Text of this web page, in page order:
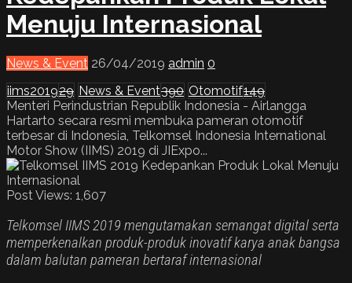
Menuju Internasional
News & Event 26/04/2019 admin 0
iims201929 News & Event390 Otomotif149
Menteri Perindustrian Republik Indonesia - Airlangga
Hartarto secara resmi membuka pameran otomotif
terbesar di Indonesia, Telkomsel Indonesia International
Motor Show (IIMS) 2019 di JIExpo...
Post Views: 1,607
Telkomsel IIMS 2019 mengutamakan semangat digital serta
memperkenalkan produk-produk inovatif karya anak bangsa
dalam balutan pameran bertaraf internasional